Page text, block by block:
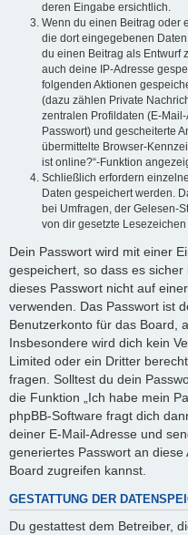
deren Eingabe ersichtlich.
Wenn du einen Beitrag oder
die dort eingegebenen
du einen Beitrag als Entwurf
auch deine IP-Adresse
folgenden Aktionen
(dazu zählen Private
zentralen Profildaten (E-
Passwort) und gescheiterte
übermittelte Browser-
ist online?“-Funktion
Schließlich erfordern
Daten gespeichert werden.
bei Umfragen, der Gelesen-
von dir gesetzte
Dein Passwort wird mit einer
gespeichert, so dass es sicher
dieses Passwort nicht auf
verwenden. Das Passwort ist
Benutzerkonto für das Board,
Insbesondere wird dich kein
Limited oder ein Dritter
fragen. Solltest du dein
die Funktion „Ich habe mein
phpBB-Software fragt dich
deiner E-Mail-Adresse und
generiertes Passwort an
Board zugreifen kannst.
GESTATTUNG DER
Du gestattest dem Betreiber,